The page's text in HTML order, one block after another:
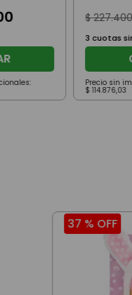
$ 227.
3 cuotas
Precio sin
$ 114.876,03
37 %OFF